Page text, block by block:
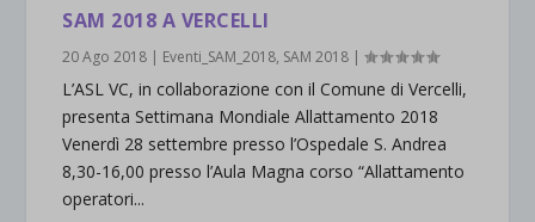
SAM 2018 A VERCELLI
20 Ago 2018 | Eventi_SAM_2018, SAM 2018 |
L’ASL VC, in collaborazione con il Comune di Vercelli,
presenta Settimana Mondiale Allattamento 2018
Venerdì 28 settembre presso l’Ospedale S. Andrea
8,30-16,00 presso l’Aula Magna corso “Allattamento
operatori...